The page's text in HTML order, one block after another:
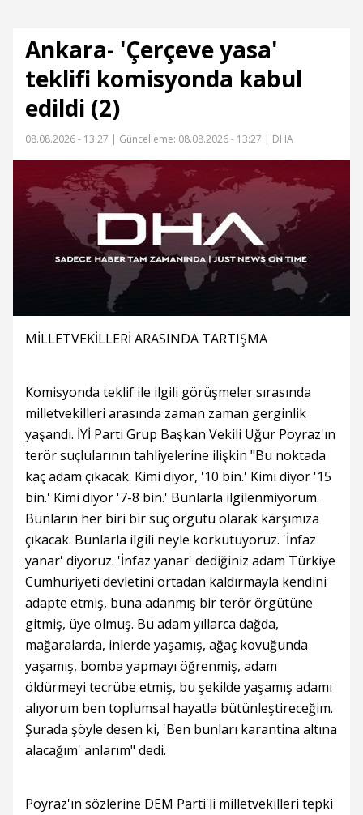
Ankara- 'Çerçeve yasa'
teklifi komisyonda kabul
edildi (2)
08.08.2026 - 13:27 | Güncelleme: 08.08.2026 - 13:27 | DHA
MİLLETVEKİLLERİ ARASINDA TARTIŞMA
Komisyonda teklif ile ilgili görüşmeler sırasında
milletvekilleri arasında zaman zaman gerginlik
yaşandı. İYİ Parti Grup Başkan Vekili Uğur Poyraz'ın
terör suçlularının tahliyelerine ilişkin "Bu noktada
kaç adam çıkacak. Kimi diyor, '10 bin.' Kimi diyor '15
bin.' Kimi diyor '7-8 bin.' Bunlarla ilgilenmiyorum.
Bunların her biri bir suç örgütü olarak karşımıza
çıkacak. Bunlarla ilgili neyle korkutuyoruz. 'İnfaz
yanar' diyoruz. 'İnfaz yanar' dediğiniz adam Türkiye
Cumhuriyeti devletini ortadan kaldırmayla kendini
adapte etmiş, buna adanmış bir terör örgütüne
gitmiş, üye olmuş. Bu adam yıllarca dağda,
mağaralarda, inlerde yaşamış, ağaç kovuğunda
yaşamış, bomba yapmayı öğrenmiş, adam
öldürmeyi tecrübe etmiş, bu şekilde yaşamış adamı
alıyorum ben toplumsal hayatla bütünleştireceğim.
Şurada şöyle desen ki, 'Ben bunları karantina altına
alacağım' anlarım" dedi.
Poyraz'ın sözlerine DEM Parti'li milletvekilleri tepki